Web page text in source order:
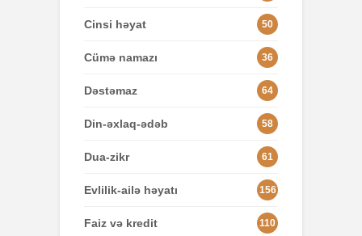
Cinsi həyat 50
Cümə namazı 36
Dəstəmaz 64
Din-əxlaq-ədəb 58
Dua-zikr 61
Evlilik-ailə həyatı 156
Faiz və kredit 110